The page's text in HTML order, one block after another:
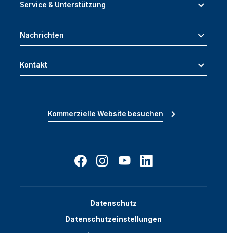
Service & Unterstützung
Nachrichten
Kontakt
Kommerzielle Website besuchen
Datenschutz
Datenschutzeinstellungen